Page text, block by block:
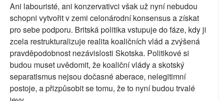
Ani labouristé, ani konzervativci však už nyní nebudou
schopni vytvořit v zemi celonárodní konsensus a získat
pro sebe podporu. Britská politika vstupuje do fáze, kdy ji
zcela restrukturalizuje realita koaličních vlád a zvýšená
pravděpodobnost nezávislosti Skotska. Politikové si
budou muset uvědomit, že koaliční vlády a skotský
separatismus nejsou dočasné aberace, nelegitimní
postoje, a přizpůsobit se tomu, že to nyní budou trvalé